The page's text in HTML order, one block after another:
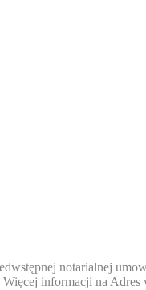
notarialnej
informacji na Adres